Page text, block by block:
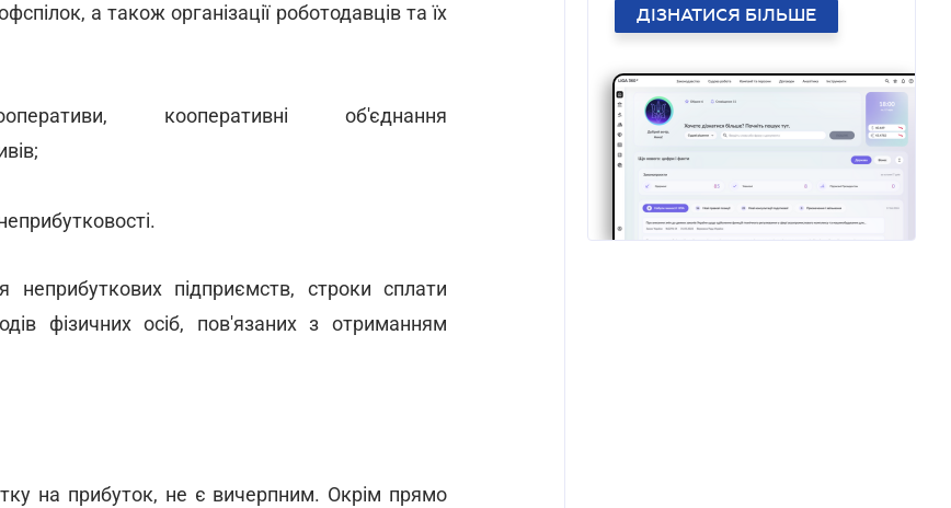
а також організації роботодавців та їх
кооперативні об'єднання
підприємств, строки сплати
фізичних осіб, пов'язаних з отриманням
на прибуток, не є вичерпним. Окрім прямо
ДІЗНАТИСЯ БІЛЬШЕ